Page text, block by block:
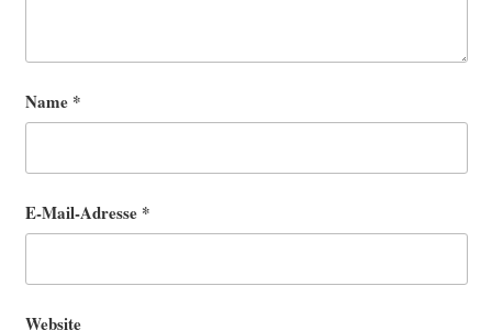
Name *
E-Mail-Adresse *
Website